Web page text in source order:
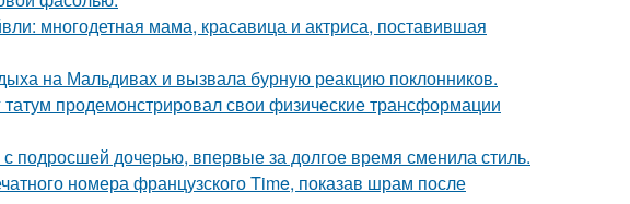
многодетная мама, красавица и актриса, поставившая
на Мальдивах и вызвала бурную реакцию поклонников.
продемонстрировал свои физические трансформации
подросшей дочерью, впервые за долгое время сменила стиль.
номера французского Time, показав шрам после